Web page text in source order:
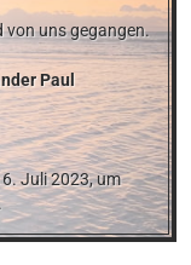
von uns gegangen.
Paul
Juli 2023, um